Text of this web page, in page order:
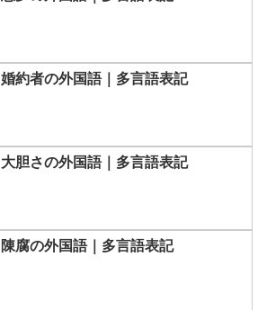
婚約者の外国語｜多言語表記
大胆さの外国語｜多言語表記
陳腐の外国語｜多言語表記